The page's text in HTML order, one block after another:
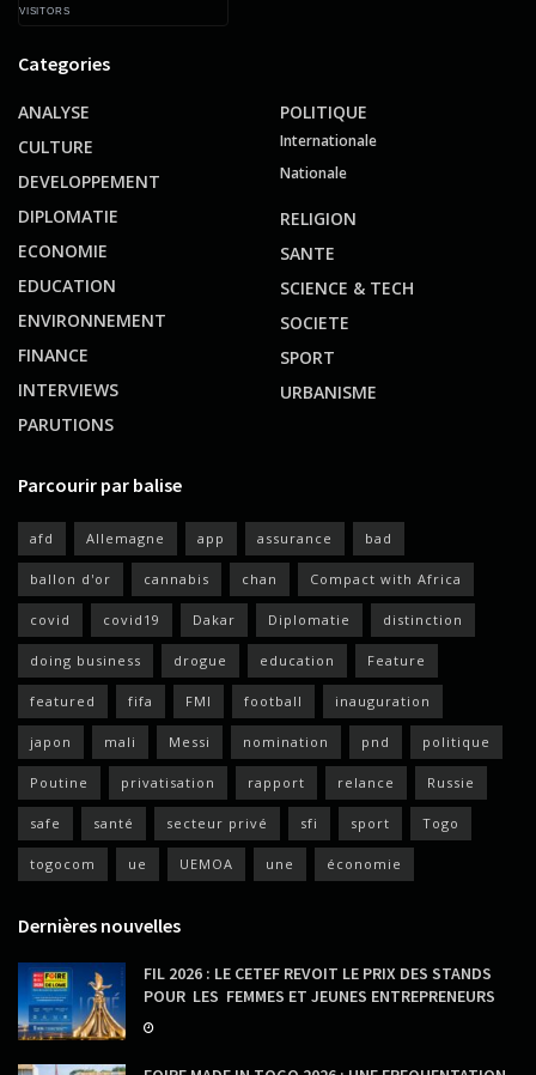
VISITORS
Categories
ANALYSE
CULTURE
DEVELOPPEMENT
DIPLOMATIE
ECONOMIE
EDUCATION
ENVIRONNEMENT
FINANCE
INTERVIEWS
PARUTIONS
POLITIQUE
Internationale
Nationale
RELIGION
SANTE
SCIENCE & TECH
SOCIETE
SPORT
URBANISME
Parcourir par balise
afd Allemagne app assurance bad
ballon d'or cannabis chan Compact with Africa
covid covid19 Dakar Diplomatie distinction
doing business drogue education Feature
featured fifa FMI football inauguration
japon mali Messi nomination pnd politique
Poutine privatisation rapport relance Russie
safe santé secteur privé sfi sport Togo
togocom ue UEMOA une économie
Dernières nouvelles
FIL 2026 : LE CETEF REVOIT LE PRIX DES STANDS
POUR LES FEMMES ET JEUNES ENTREPRENEURS